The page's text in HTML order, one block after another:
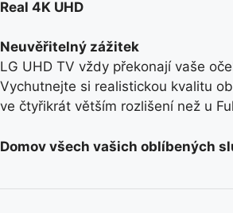
Real 4K UHD
Neuvěřitelný zážitek
LG UHD TV vždy překonají vaše
Vychutnejte si realistickou kvalitu
ve čtyřikrát větším rozlišení než u
Domov všech vašich oblíbených